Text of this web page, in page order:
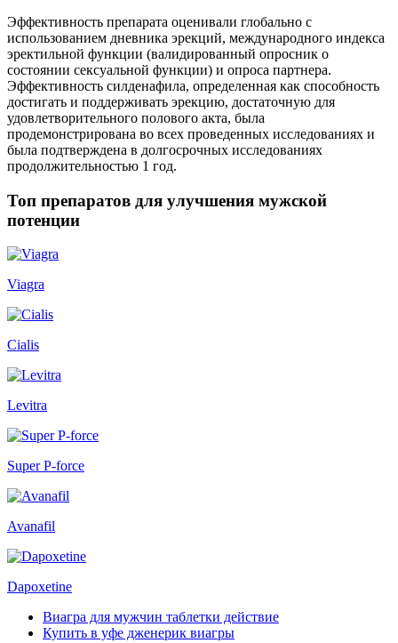
Эффективность препарата оценивали глобально с
использованием дневника эрекций, международного индекса
эректильной функции (валидированный опросник о
состоянии сексуальной функции) и опроса партнера.
Эффективность силденафила, определенная как способность
достигать и поддерживать эрекцию, достаточную для
удовлетворительного полового акта, была
продемонстрирована во всех проведенных исследованиях и
была подтверждена в долгосрочных исследованиях
продолжительностью 1 год.
Топ препаратов для улучшения мужской
потенции
Viagra
Cialis
Levitra
Super P-force
Avanafil
Dapoxetine
Виагра для мужчин таблетки действие
Купить в уфе дженерик виагры